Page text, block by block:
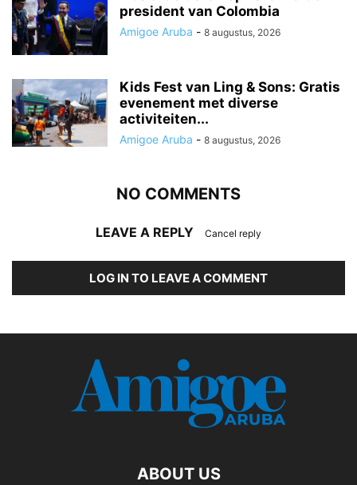
president van Colombia
Amigoe Aruba - 8 augustus, 2026
Kids Fest van Ling & Sons: Gratis
evenement met diverse
activiteiten...
Amigoe Aruba - 8 augustus, 2026
NO COMMENTS
LEAVE A REPLY Cancel reply
LOG IN TO LEAVE A COMMENT
ABOUT US